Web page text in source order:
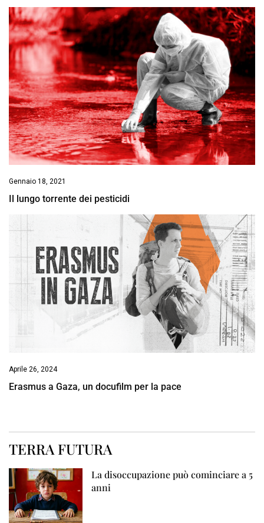
Gennaio 18, 2021
Il lungo torrente dei pesticidi
Aprile 26, 2024
Erasmus a Gaza, un docufilm per la pace
TERRA FUTURA
La disoccupazione può cominciare a 5
anni